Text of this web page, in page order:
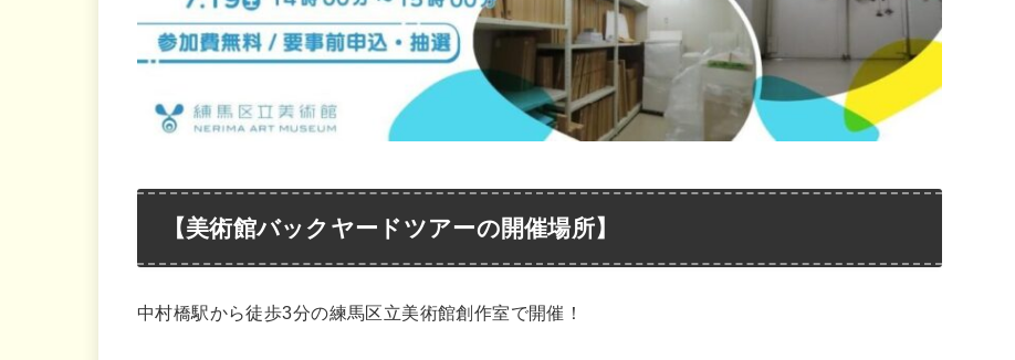
【美術館バックヤードツアーの開催場所】
中村橋駅から徒歩3分の練馬区立美術館創作室で開催！